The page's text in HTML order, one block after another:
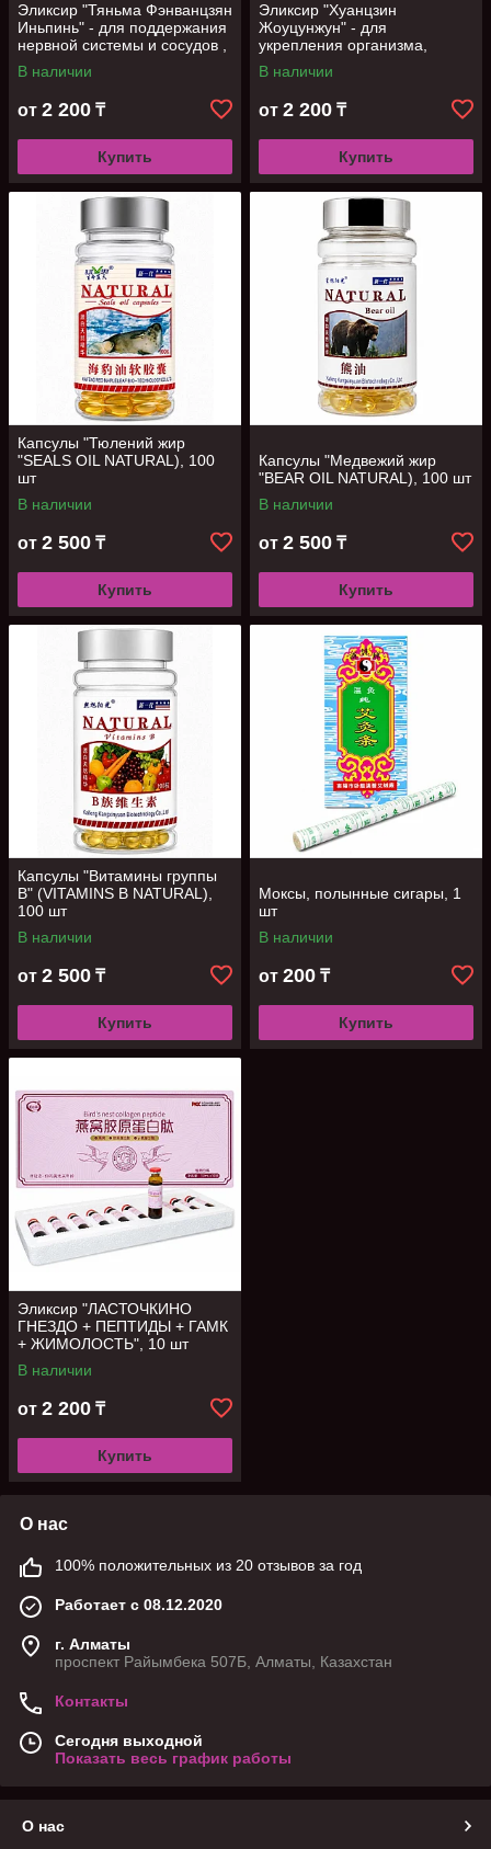
Эликсир "Тяньма Фэнванцзян
Иньпинь" - для поддержания
нервной системы и сосудов ,
10 фл
В наличии
от 2 200 ₸
Купить
Эликсир "Хуанцзин
Жоуцунжун" - для
укрепления организма,
поддержания тонуса и
энергии, 10 фл
В наличии
от 2 200 ₸
Купить
Капсулы "Тюлений жир
"SEALS OIL NATURAL), 100
шт
В наличии
от 2 500 ₸
Купить
Капсулы "Медвежий жир
"BEAR OIL NATURAL), 100 шт
В наличии
от 2 500 ₸
Купить
Капсулы "Витамины группы
В" (VITAMINS В NATURAL),
100 шт
В наличии
от 2 500 ₸
Купить
Моксы, полынные сигары, 1
шт
В наличии
от 200 ₸
Купить
Эликсир "ЛАСТОЧКИНО
ГНЕЗДО + ПЕПТИДЫ + ГАМК
+ ЖИМОЛОСТЬ", 10 шт
В наличии
от 2 200 ₸
Купить
О нас
100% положительных из 20 отзывов за год
Работает с 08.12.2020
г. Алматы
проспект Райымбека 507Б, Алматы, Казахстан
Контакты
Сегодня выходной
Показать весь график работы
О нас